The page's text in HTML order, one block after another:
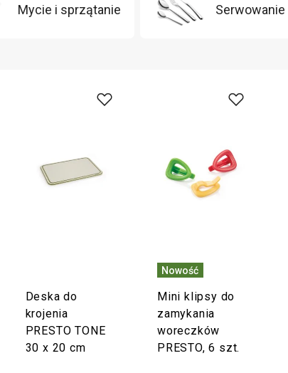
Mycie i sprzątanie Serwowanie
Deska do
krojenia
PRESTO TONE
30 x 20 cm
Nowość
Mini klipsy do
zamykania
woreczków
PRESTO, 6 szt.